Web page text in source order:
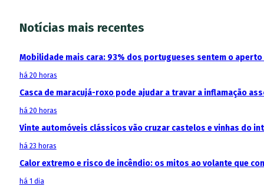
Notícias mais recentes
Mobilidade mais cara: 93% dos portugueses sentem o
há 20 horas
Casca de maracujá-roxo pode ajudar a travar a inflamação
há 20 horas
Vinte automóveis clássicos vão cruzar castelos e vinhas do
há 23 horas
Calor extremo e risco de incêndio: os mitos ao volante que
há 1 dia